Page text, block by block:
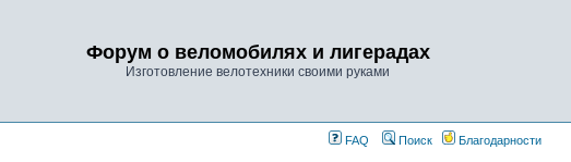
Форум о веломобилях и лигерадах
Изготовление велотехники своими руками
FAQ Поиск Благодарности